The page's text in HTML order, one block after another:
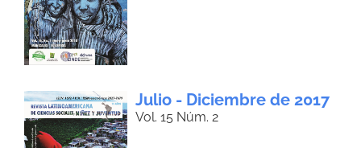
Julio - Diciembre de 2017
Vol. 15 Núm. 2